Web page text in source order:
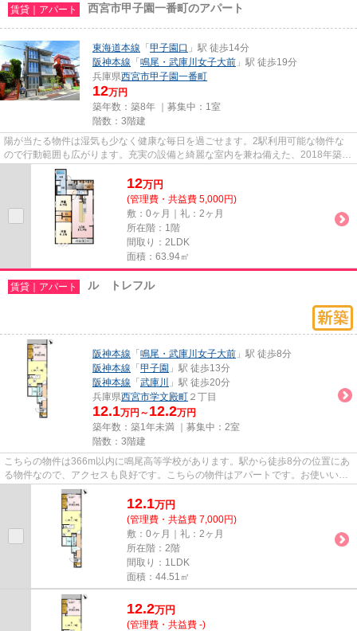
賃貸｜アパート 西宮市甲子園一番町のアパート
東海道本線 「 甲子園口 」駅 徒歩14分
阪神本線 「 鳴尾・武庫川女子大前 」駅 徒歩19分
兵庫県西宮市甲子園一番町
12万円
築年数：築8年 ｜募集中： 1室
階数：3階建
陽が当たる物件は湿気も少なく健康な毎日を過ごせます。2駅利用可能な物件な
ので行動範囲も広がります。充実の設備と綺麗な室内を兼ね備えた、2018年築の
物件です。乗駅まで平坦な物件...
12万円
(管理費・共益費 5,000円)
敷：0ヶ月｜礼：2ヶ月
所在階：1階
間取り：2LDK
面積：63.94㎡
賃貸｜アパート ル トレフル
阪神本線 「 鳴尾・武庫川女子大前 」駅 徒歩8分
阪神本線 「 甲子園 」駅 徒歩13分
阪神本線 「 武庫川
」駅 徒歩20分
兵庫県西宮市学文殿町 ２丁目
12.1万円～ 12.2万円
築年数：築1年未満 ｜募集中： 2室
階数：3階建
こちらの物件は366m以内に鳴尾高等学校があります。駅から徒歩8分の位置にあ
る物件なので、アクセスも良好です。こちらの物件はアパートです。お使いいた
だける駅は2駅あり、行き先に...
12.1万円
(管理費・共益費 7,000円)
敷：0ヶ月｜礼：2ヶ月
所在階：2階
間取り：1LDK
面積：44.51㎡
12.2万円
(管理費・共益費 -)